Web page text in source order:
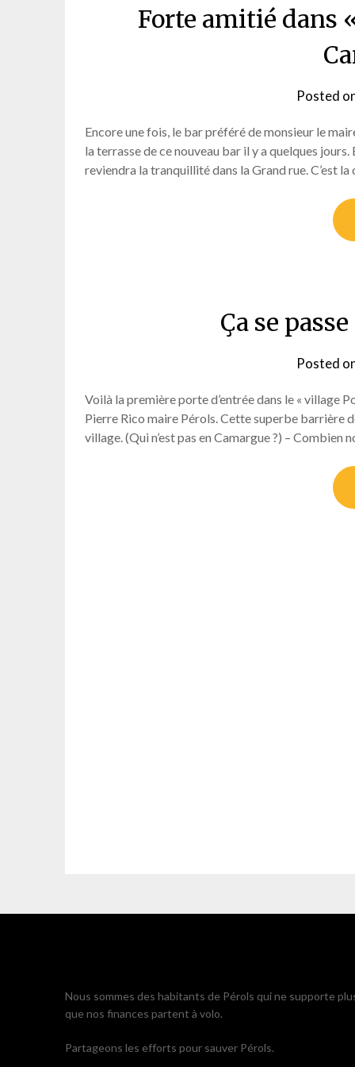
Forte amitié dans
Posted
Encore une fois, le bar préféré de monsieur le
la terrasse de ce nouveau bar il y a quelques
reviendra la tranquillité dans la Grand rue. C’est
Ça se
Posted
Voilà la première porte d’entrée dans le « village
Pierre Rico maire Pérols. Cette superbe barrière
village. (Qui n’est pas en Camargue ?) –
Nous sommes des habitants de Pérols qui ne supporte
que nos finances partent à volo.
Partageons les efforts pour sauver Pérols.